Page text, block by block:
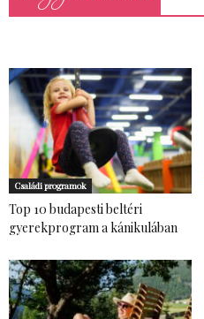
Családi programok
Top 10 budapesti beltéri
gyerekprogram a kánikulában